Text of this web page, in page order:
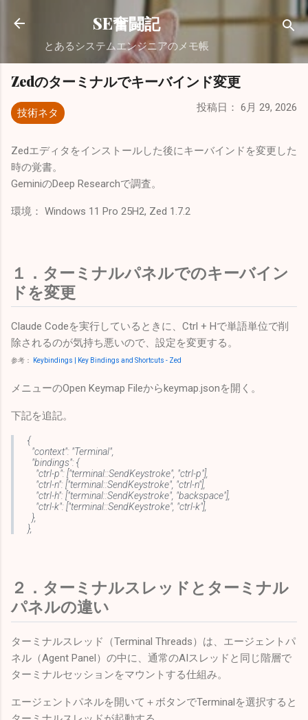
スキップしてメイン コンテンツに移動
SE奮闘記
とあるシステムエンジニアのメモ帳
Zedのターミナルでキーバインド変更
技術ネタ 投稿日： 6月 29, 2026
Zedエディタをインストールした後にキーバインドを変更した
時の覚書。
GeminiのDeep Researchで調査。
環境： Windows 11 Pro 25H2, Zed 1.7.2
１．ターミナルパネルでのキーバイン
ドを変更
Claude Codeを実行しているときに、Ctrl + Hで単語単位で削
除されるのが気持ち悪いので、設定を変更する。
参考： Keybindings | Key Bindings and Shortcuts - Zed
メニューのOpen Keymap Fileからkeymap.jsonを開く。
下記を追記。
{
"context": "Terminal",
"bindings": {
"ctrl-p": ["terminal::SendKeystroke", "ctrl-p"],
"ctrl-n": ["terminal::SendKeystroke", "ctrl-n"],
"ctrl-h": ["terminal::SendKeystroke", "backspace"],
"ctrl-k": ["terminal::SendKeystroke", "ctrl-k"],
},
},
２．ターミナルスレッドとターミナル
パネルの違い
ターミナルスレッド（Terminal Threads）は、エージェントパ
ネル（Agent Panel）の中に、通常のAIスレッドと同じ階層で
ターミナルセッションをマウントする仕組み。
エージェントパネルを開いて＋ボタンでTerminalを選択すると